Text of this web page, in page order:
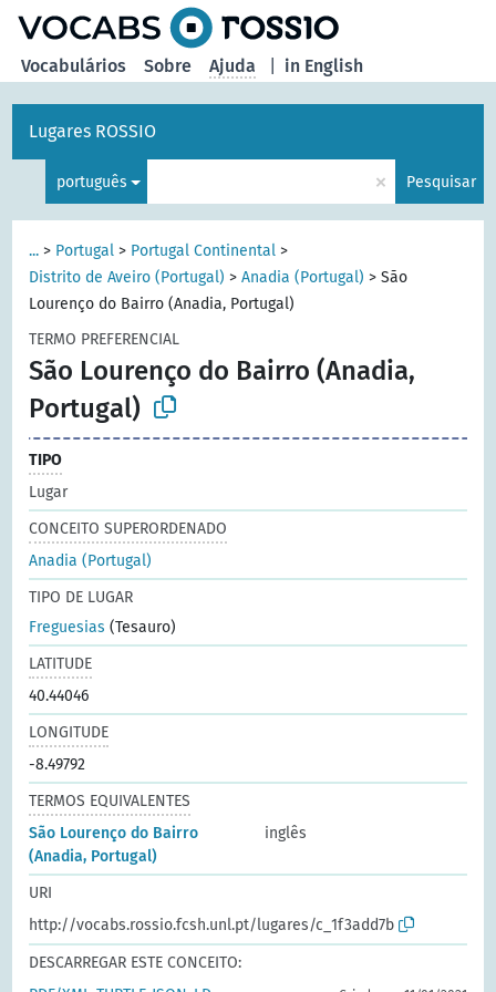
in English
Vocabulários Sobre Ajuda
Lugares ROSSIO
português × Pesquisar
... > Portugal > Portugal Continental >
Distrito de Aveiro (Portugal) >Anadia (Portugal) >São
Lourenço do Bairro (Anadia, Portugal)
TERMO PREFERENCIAL
São Lourenço do Bairro (Anadia,
Portugal)
TIPO
Lugar
CONCEITO SUPERORDENADO
Anadia (Portugal)
TIPO DE LUGAR
Freguesias (Tesauro)
LATITUDE
40.44046
LONGITUDE
-8.49792
TERMOS EQUIVALENTES
São Lourenço do Bairro
(Anadia, Portugal)
inglês
URI
http://vocabs.rossio.fcsh.unl.pt/lugares/c_1f3add7b
DESCARREGAR ESTE CONCEITO: